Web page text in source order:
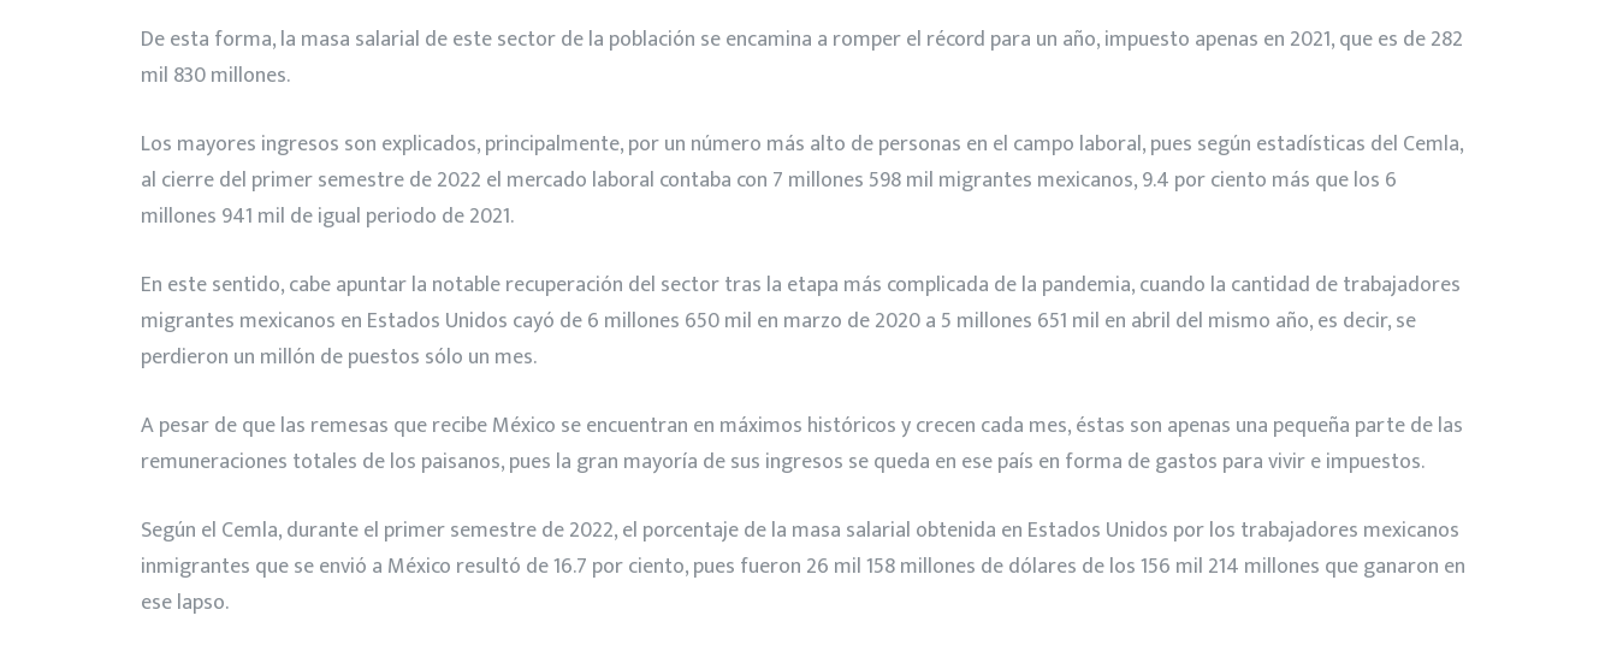
De esta forma, la masa salarial de este sector de la población se encamina a romper el récord para un año, impuesto apenas en 2021, que es de 282
mil 830 millones.
Los mayores ingresos son explicados, principalmente, por un número más alto de personas en el campo laboral, pues según estadísticas del Cemla,
al cierre del primer semestre de 2022 el mercado laboral contaba con 7 millones 598 mil migrantes mexicanos, 9.4 por ciento más que los 6
millones 941 mil de igual periodo de 2021.
En este sentido, cabe apuntar la notable recuperación del sector tras la etapa más complicada de la pandemia, cuando la cantidad de trabajadores
migrantes mexicanos en Estados Unidos cayó de 6 millones 650 mil en marzo de 2020 a 5 millones 651 mil en abril del mismo año, es decir, se
perdieron un millón de puestos sólo un mes.
A pesar de que las remesas que recibe México se encuentran en máximos históricos y crecen cada mes, éstas son apenas una pequeña parte de las
remuneraciones totales de los paisanos, pues la gran mayoría de sus ingresos se queda en ese país en forma de gastos para vivir e impuestos.
Según el Cemla, durante el primer semestre de 2022, el porcentaje de la masa salarial obtenida en Estados Unidos por los trabajadores mexicanos
inmigrantes que se envió a México resultó de 16.7 por ciento, pues fueron 26 mil 158 millones de dólares de los 156 mil 214 millones que ganaron en
ese lapso.